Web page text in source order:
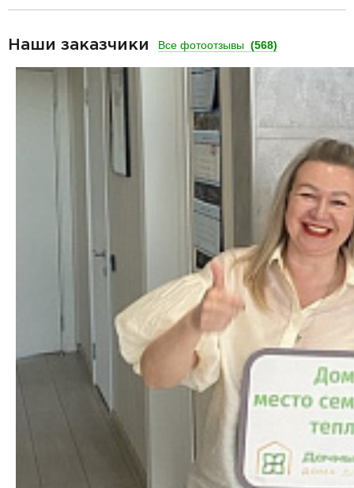
Наши заказчики Все фотоотзывы (568)